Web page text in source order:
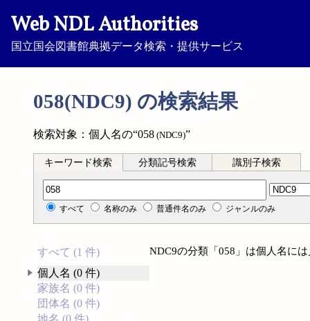
Web NDL Authorities
国立国会図書館典拠データ検索・提供サービス
058(NDC9) の検索結果
検索対象：個人名の“058 (NDC9)”
キーワード検索 分類記号検索 識別子検索
分類記号検索
すべて 名称のみ 普通件名のみ ジャンルのみ
すべて (1 件)
個人名 (0 件)
家族名 (0 件)
団体名 (0 件)
NDC9の分類「058」は個人名に